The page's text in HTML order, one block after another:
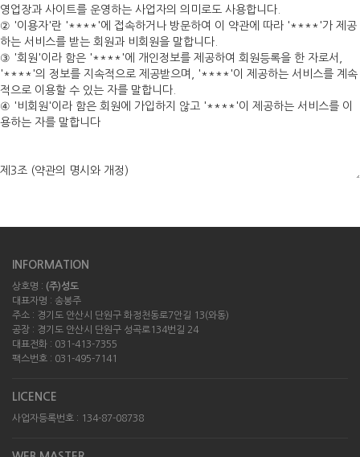
INFORMATION
상호명 : (주)성도
대표자명 : 송봉주
주소 : 경기도 안산시 단원구 화정천동로7안길 13(와동)
공장 : 경기도 안산시 단원구 성곡로134번길 24
대표전화 : 031-413-7355
팩스번호 : 031-495-7141
LICENCE
사업자등록번호 : 134-87-08738